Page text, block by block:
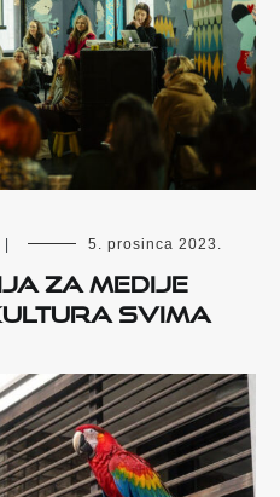
5. prosinca 2023.
za medije
svima